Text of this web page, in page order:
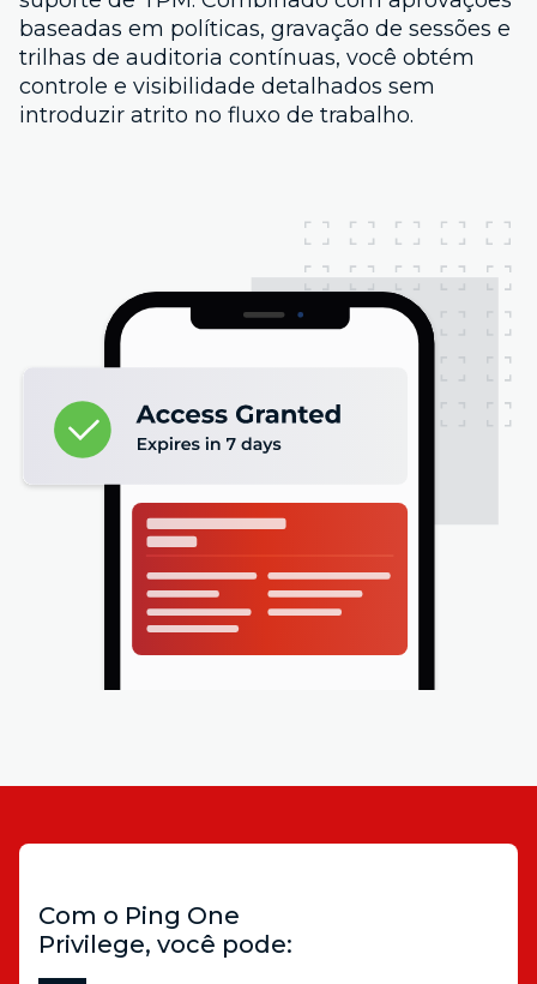
baseadas em políticas, gravação de sessões e
trilhas de auditoria contínuas, você obtém
controle e visibilidade detalhados sem
introduzir atrito no fluxo de trabalho.
Com o Ping One
Privilege, você pode: